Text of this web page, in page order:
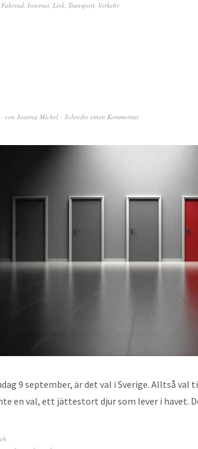
Fahrrad, Internet, Link, Transport, Verkehr
von Joanna Michel Schreibe einen Kommentar
9 september, är det val i Sverige. Alltså val
en val, ett jättestort djur som lever i havet.